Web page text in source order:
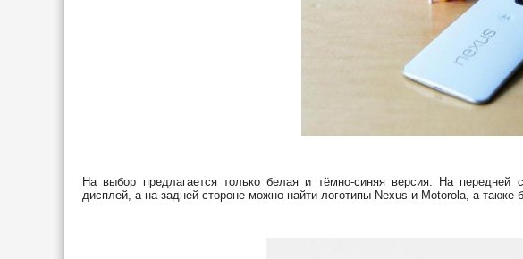
На выбор предлагается только белая и тёмно-синяя версия. На передней
дисплей, а на задней стороне можно найти логотипы Nexus и Motorola, а